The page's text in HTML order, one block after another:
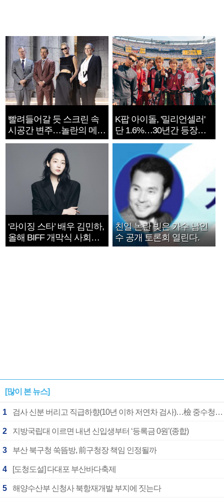
빨려들어갈 듯 스크린 속
시공간 변주…놀란의 메시
지는 ‘전쟁 속죄’
K팝 아이돌, '밀리언셀러'
단 1.6%…30년간 등장
1182개팀 전수조사
‘라이징 스타’ 배우 김민하,
올해 BIFF 개막식 사회자
확정
친일 논란 빚은 가수 남인
수 공개 토론회 열린다.
[많이 본 뉴스]
1 검사 신분 버리고 직급하향(10년 이하 저연차 검사)…檢 중수청행 기피
2 지방국립대 이르면 내년 신입생부터 ‘등록금 0원’(종합)
3 부산 북구청 쑥뜸방, 前구청장 책임 인정될까
4 [도청도설] 다대포 부산바다축제
5 해양수산부 신청사 북항재개발 부지에 짓는다